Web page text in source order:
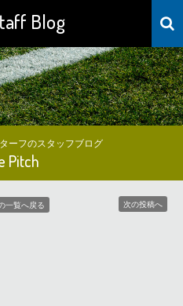
Blog
ーフのスタッフブログ
Pitch
一覧へ戻る 次の投稿へ